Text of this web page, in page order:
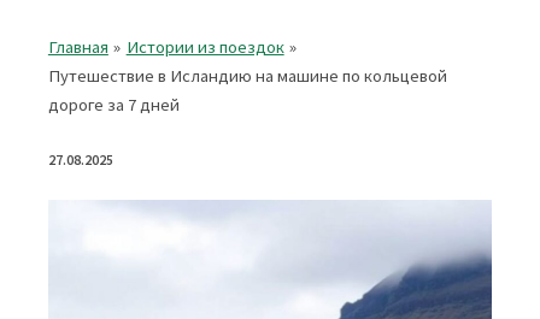
Главная
Истории из поездок
Путешествие в Исландию на машине по кольцевой
дороге за 7 дней
27.08.2025